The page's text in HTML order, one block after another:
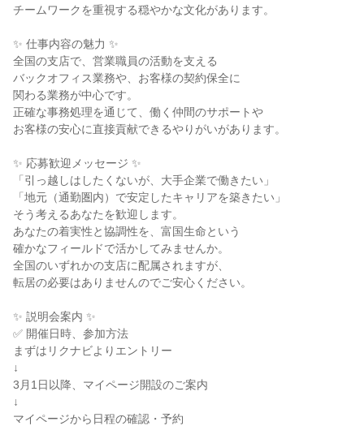
チームワークを重視する穏やかな文化があります。
✨ 仕事内容の魅力 ✨
全国の支店で、営業職員の活動を支える
バックオフィス業務や、お客様の契約保全に
関わる業務が中心です。
正確な事務処理を通じて、働く仲間のサポートや
お客様の安心に直接貢献できるやりがいがあります。
✨ 応募歓迎メッセージ ✨
「引っ越しはしたくないが、大手企業で働きたい」
「地元（通勤圏内）で安定したキャリアを築きたい」
そう考えるあなたを歓迎します。
あなたの着実性と協調性を、富国生命という
確かなフィールドで活かしてみませんか。
全国のいずれかの支店に配属されますが、
転居の必要はありませんのでご安心ください。
✨ 説明会案内 ✨
✅ 開催日時、参加方法
まずはリクナビよりエントリー
↓
3月1日以降、マイページ開設のご案内
↓
マイページから日程の確認・予約